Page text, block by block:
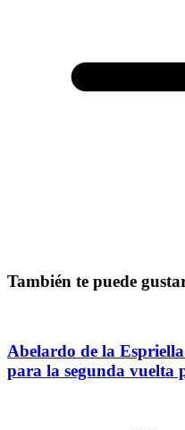
También te puede
Abelardo de la
para la segunda vuelta